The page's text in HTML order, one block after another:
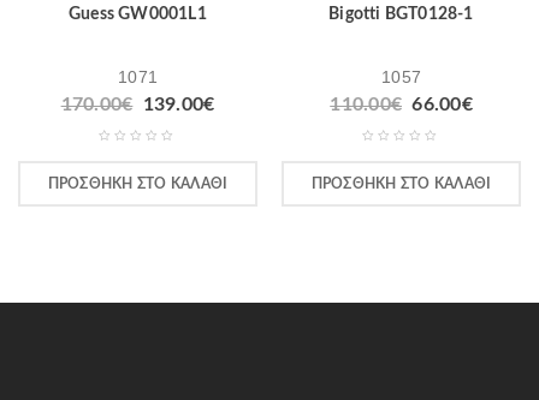
Guess GW0001L1
1071
170.00€ 139.00€
ΠΡΟΣΘΉΚΗ ΣΤΟ ΚΑΛΆΘΙ
Bigotti BGT0128-1
1057
110.00€ 66.00€
ΠΡΟΣΘΉΚΗ ΣΤΟ ΚΑΛΆΘΙ